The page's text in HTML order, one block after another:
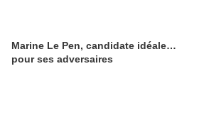
Marine Le Pen, candidate idéale…
pour ses adversaires